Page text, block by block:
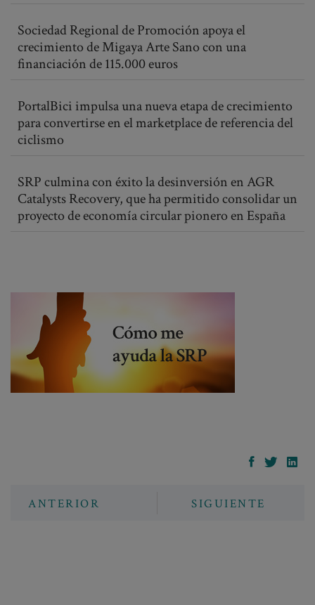
Sociedad Regional de Promoción apoya el
crecimiento de Migaya Arte Sano con una
financiación de 115.000 euros
PortalBici impulsa una nueva etapa de crecimiento
para convertirse en el marketplace de referencia del
ciclismo
SRP culmina con éxito la desinversión en AGR
Catalysts Recovery, que ha permitido consolidar un
proyecto de economía circular pionero en España
ANTERIOR SIGUIENTE